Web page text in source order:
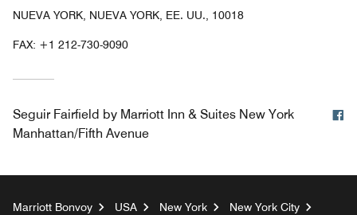
NUEVA YORK, NUEVA YORK, EE. UU., 10018
FAX: +1 212-730-9090
Seguir Fairfield by Marriott Inn & Suites New York
Manhattan/Fifth Avenue
Marriott Bonvoy USA New York
New York City